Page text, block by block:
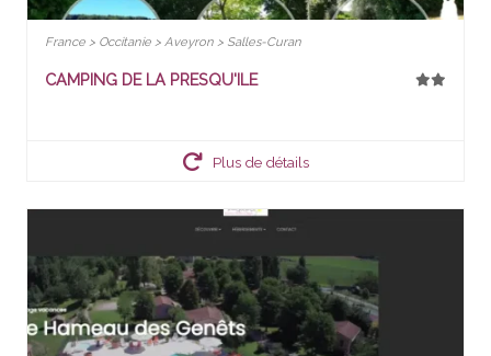
France > Occitanie > Aveyron > Salles-Curan
CAMPING DE LA PRESQU'ILE
Plus de détails